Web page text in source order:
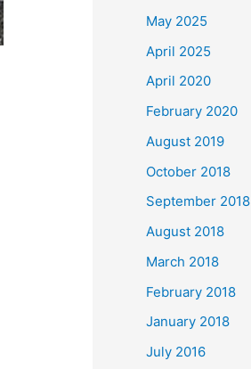
May 2025
April 2025
April 2020
February 2020
August 2019
October 2018
September 2018
August 2018
March 2018
February 2018
January 2018
July 2016